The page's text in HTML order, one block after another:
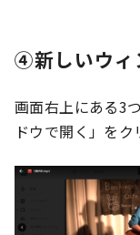
④新しいウィ
画面右上にある3
ドウで開く」をク